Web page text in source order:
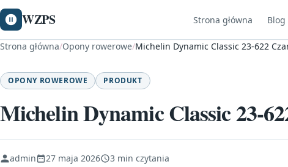
WZPS Strona główna Blog
Strona główna/Opony rowerowe/Michelin Dynamic Classic 23-622
OPONY ROWEROWE PRODUKT
Michelin Dynamic Classic 23-
admin 27 maja 2026 3 min czytania